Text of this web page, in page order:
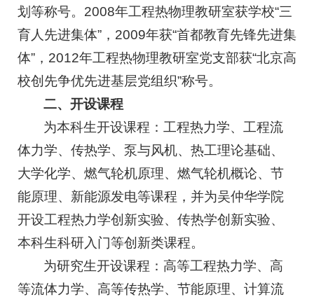
划等称号。2008年工程热物理教研室获学校“三
育人先进集体”，2009年获“首都教育先锋先进集
体”，2012年工程热物理教研室党支部获“北京高
校创先争优先进基层党组织”称号。
二、开设课程
为本科生开设课程：工程热力学、工程流
体力学、传热学、泵与风机、热工理论基础、
大学化学、燃气轮机原理、燃气轮机概论、节
能原理、新能源发电等课程，并为吴仲华学院
开设工程热力学创新实验、传热学创新实验、
本科生科研入门等创新类课程。
为研究生开设课程：高等工程热力学、高
等流体力学、高等传热学、节能原理、计算流